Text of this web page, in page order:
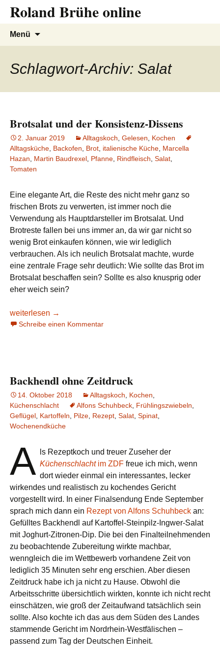
InhaltRoland Brühe online
Menü
Schlagwort-Archiv: Salat
Brotsalat und der Konsistenz-Dissens
2. Januar 2019 Alltagskoch Gelesen
Kochen
Alltagsküche Backofen Brot italienische Küche Marcella
Hazan
Martin Baudrexel Pfanne Rindfleisch Salat
Tomaten
Eine elegante Art, die Reste des nicht mehr ganz so
frischen Brots zu verwerten, ist immer noch die
Verwendung als Hauptdarsteller im Brotsalat. Und
Brotreste fallen bei uns immer an, da wir gar nicht so
wenig Brot einkaufen können, wie wir lediglich
verbrauchen. Als ich neulich Brotsalat machte, wurde
eine zentrale Frage sehr deutlich: Wie sollte das Brot im
Brotsalat beschaffen sein? Sollte es also knusprig oder
eher weich sein?
Brotsalat und der Konsistenz-Dissens
weiterlesen →
Schreibe einen Kommentar
Backhendl ohne Zeitdruck
14. Oktober 2018 Alltagskoch Kochen
Küchenschlacht
Alfons Schuhbeck Frühlingszwiebeln
Geflügel Kartoffeln Pilze Rezept Salat Spinat
Wochenendküche
A
ls Rezeptkoch und treuer Zuseher der
Küchenschlachtim ZDF freue ich mich, wenn
dort wieder einmal ein interessantes, lecker
wirkendes und realistisch zu kochendes Gericht
vorgestellt wird. In einer Finalsendung Ende September
sprach mich dann ein Rezept von Alfons Schuhbeck an:
Gefülltes Backhendl auf Kartoffel-Steinpilz-Ingwer-Salat
mit Joghurt-Zitronen-Dip. Die bei den Finalteilnehmenden
zu beobachtende Zubereitung wirkte machbar,
wenngleich die im Wettbewerb vorhandene Zeit von
lediglich 35 Minuten sehr eng erschien. Aber diesen
Zeitdruck habe ich ja nicht zu Hause. Obwohl die
Arbeitsschritte übersichtlich wirkten, konnte ich nicht recht
einschätzen, wie groß der Zeitaufwand tatsächlich sein
sollte. Also kochte ich das aus dem Süden des Landes
stammende Gericht im Nordrhein-Westfälischen –
passend zum Tag der Deutschen Einheit.